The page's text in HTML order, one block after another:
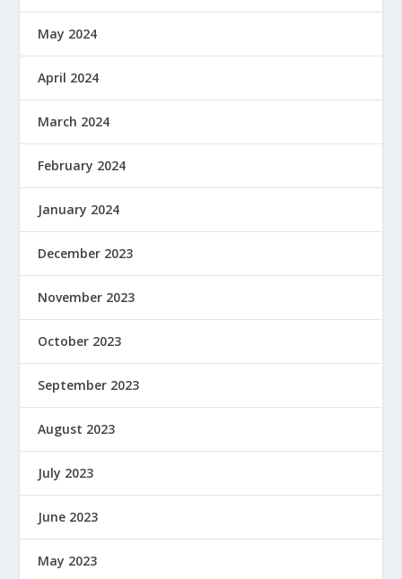
May 2024
April 2024
March 2024
February 2024
January 2024
December 2023
November 2023
October 2023
September 2023
August 2023
July 2023
June 2023
May 2023